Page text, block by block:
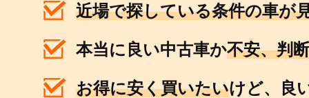
近場で探している条件の車が
本当に良い中古車か不安、判
お得に安く買いたいけど、良